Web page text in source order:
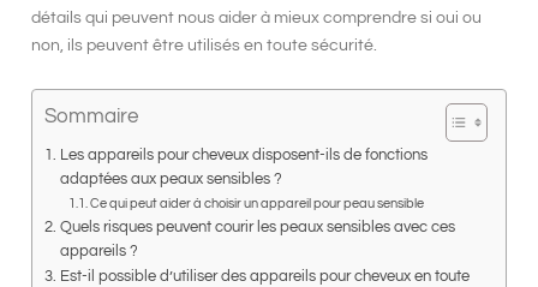
détails qui peuvent nous aider à mieux comprendre si oui ou
non, ils peuvent être utilisés en toute sécurité.
Sommaire
Les appareils pour cheveux disposent-ils de fonctions
adaptées aux peaux sensibles ?
Ce qui peut aider à choisir un appareil pour peau sensible
Quels risques peuvent courir les peaux sensibles avec ces
appareils ?
Est-il possible d’utiliser des appareils pour cheveux en toute